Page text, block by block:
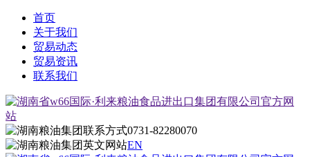
首页
关于我们
贸易动态
贸易资讯
联系我们
0731-82280070
EN